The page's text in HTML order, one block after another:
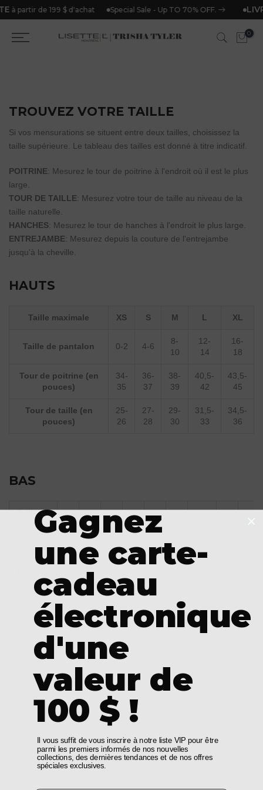
Aller
au
à partir de 199 $ d'achat Special Sale - Up TO 70% OFF.
0
TROUVEZ VOTRE TAILLE
Si vos mensurations se situent entre deux tailles, choisissez la
taille supérieure. Le tableau des tailles est donné à titre indicatif.
POITRINE: Mesurez le tour de poitrine à l'endroit où il est le plus
large.
TOUR DE TAILLE: Mesurez votre tour de taille au niveau de la
taille naturelle.
HANCHES: Mesurez le tour de hanches à l'endroit le plus large.
ENTREJAMBE: Mesurez depuis la couture de l'entrejambe
jusqu'à la cheville.
HAUTS
Taille maximale XS S M L XL
Taille de pantalon 0-2 4-6
8-
10
12-
14
16-
18
Tour de poitrine (en
pouces)
34-
35
36-
37
38-
39
40,5-
42
43,5-
45
Tour de taille (en
pouces)
25-
26
27-
28
29-
30
31,5-
33
34,5-
36
BAS
Taille de
pantalon
0 2 4 6 8 16
Tour de
taille (en
25 26 27 28 29 30 31.5
Tour de
hanches
(en
pouces)
35 36 37 38 39 40 41.5 43 44.5
Gagnez
une carte-
cadeau
électronique
d'une
valeur de
100 $ !
Il vous suffit de vous inscrire à notre liste VIP pour être
parmi les premiers informés de nos nouvelles
collections, des dernières tendances et de nos offres
spéciales exclusives.